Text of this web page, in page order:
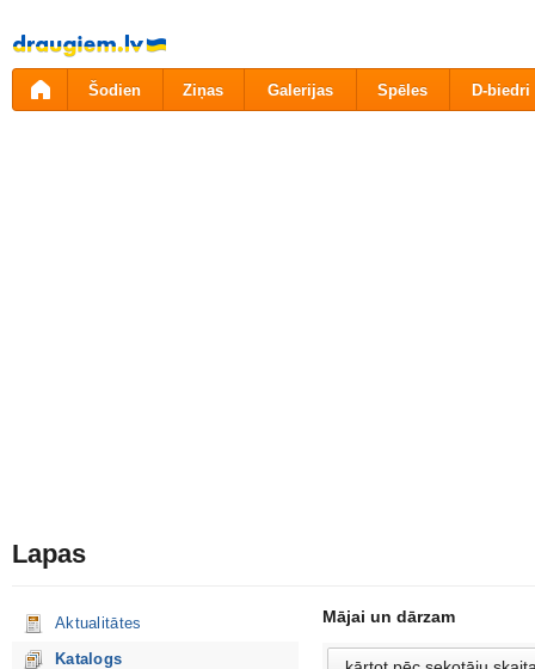
Pāriet
uz
saturu
Šodien Ziņas Galerijas Spēles D-biedri
Lapas
Aktualitātes
Katalogs
Mājai un dārzam